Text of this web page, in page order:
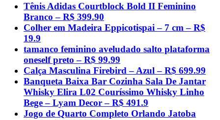
Tênis Adidas Courtblock Bold II Feminino
Branco – R$ 399.90
Colher em Madeira Eppicotispai – 7 cm – R$
19.9
tamanco feminino aveludado salto plataforma
oneself preto – R$ 99.99
Calça Masculina Firebird – Azul – R$ 699.99
Banqueta Baixa Bar Cozinha Sala De Jantar
Whisky Elira L02 Couríssimo Whisky Linho
Bege – Lyam Decor – R$ 491.9
Jogo de Quarto Completo Orlando Jatoba